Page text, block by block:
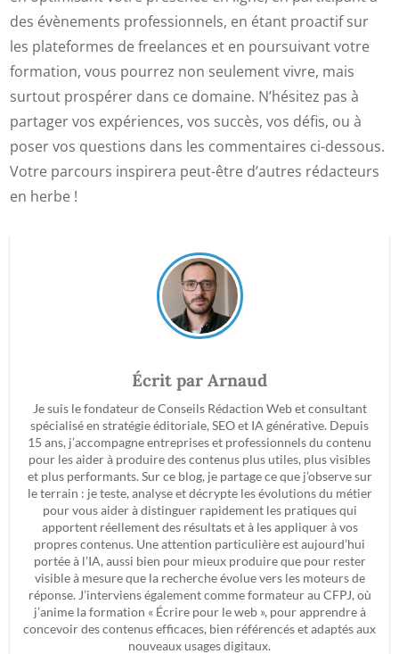
des évènements professionnels, en étant proactif sur
les plateformes de freelances et en poursuivant votre
formation, vous pourrez non seulement vivre, mais
surtout prospérer dans ce domaine. N’hésitez pas à
partager vos expériences, vos succès, vos défis, ou à
poser vos questions dans les commentaires ci-dessous.
Votre parcours inspirera peut-être d’autres rédacteurs
en herbe !
Écrit par Arnaud
Je suis le fondateur de Conseils Rédaction Web et consultant
spécialisé en stratégie éditoriale, SEO et IA générative. Depuis
15 ans, j’accompagne entreprises et professionnels du contenu
pour les aider à produire des contenus plus utiles, plus visibles
et plus performants. Sur ce blog, je partage ce que j’observe sur
le terrain : je teste, analyse et décrypte les évolutions du métier
pour vous aider à distinguer rapidement les pratiques qui
apportent réellement des résultats et à les appliquer à vos
propres contenus. Une attention particulière est aujourd’hui
portée à l’IA, aussi bien pour mieux produire que pour rester
visible à mesure que la recherche évolue vers les moteurs de
réponse. J’interviens également comme formateur au CFPJ, où
j’anime la formation « Écrire pour le web », pour apprendre à
concevoir des contenus efficaces, bien référencés et adaptés aux
nouveaux usages digitaux.